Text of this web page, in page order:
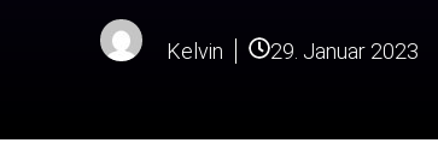
Kelvin 29. Januar 2023